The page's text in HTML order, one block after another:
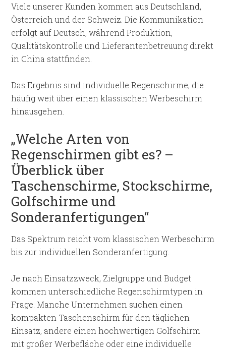
Viele unserer Kunden kommen aus Deutschland,
Österreich und der Schweiz. Die Kommunikation
erfolgt auf Deutsch, während Produktion,
Qualitätskontrolle und Lieferantenbetreuung direkt
in China stattfinden.
Das Ergebnis sind individuelle Regenschirme, die
häufig weit über einen klassischen Werbeschirm
hinausgehen.
„Welche Arten von
Regenschirmen gibt es? –
Überblick über
Taschenschirme, Stockschirme,
Golfschirme und
Sonderanfertigungen“
Das Spektrum reicht vom klassischen Werbeschirm
bis zur individuellen Sonderanfertigung.
Je nach Einsatzzweck, Zielgruppe und Budget
kommen unterschiedliche Regenschirmtypen in
Frage. Manche Unternehmen suchen einen
kompakten Taschenschirm für den täglichen
Einsatz, andere einen hochwertigen Golfschirm
mit großer Werbefläche oder eine individuelle